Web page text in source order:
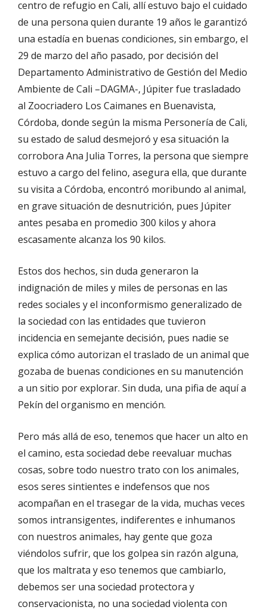
centro de refugio en Cali, allí estuvo bajo el cuidado
de una persona quien durante 19 años le garantizó
una estadía en buenas condiciones, sin embargo, el
29 de marzo del año pasado, por decisión del
Departamento Administrativo de Gestión del Medio
Ambiente de Cali –DAGMA-, Júpiter fue trasladado
al Zoocriadero Los Caimanes en Buenavista,
Córdoba, donde según la misma Personería de Cali,
su estado de salud desmejoró y esa situación la
corrobora Ana Julia Torres, la persona que siempre
estuvo a cargo del felino, asegura ella, que durante
su visita a Córdoba, encontró moribundo al animal,
en grave situación de desnutrición, pues Júpiter
antes pesaba en promedio 300 kilos y ahora
escasamente alcanza los 90 kilos.
Estos dos hechos, sin duda generaron la
indignación de miles y miles de personas en las
redes sociales y el inconformismo generalizado de
la sociedad con las entidades que tuvieron
incidencia en semejante decisión, pues nadie se
explica cómo autorizan el traslado de un animal que
gozaba de buenas condiciones en su manutención
a un sitio por explorar. Sin duda, una pifia de aquí a
Pekín del organismo en mención.
Pero más allá de eso, tenemos que hacer un alto en
el camino, esta sociedad debe reevaluar muchas
cosas, sobre todo nuestro trato con los animales,
esos seres sintientes e indefensos que nos
acompañan en el trasegar de la vida, muchas veces
somos intransigentes, indiferentes e inhumanos
con nuestros animales, hay gente que goza
viéndolos sufrir, que los golpea sin razón alguna,
que los maltrata y eso tenemos que cambiarlo,
debemos ser una sociedad protectora y
conservacionista, no una sociedad violenta con